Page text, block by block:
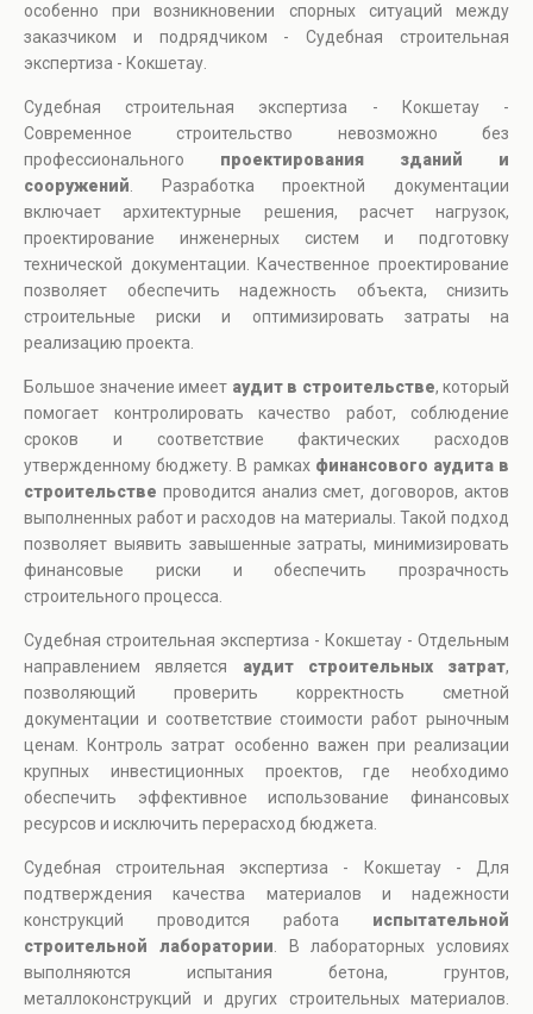
особенно при возникновении спорных ситуаций между
заказчиком и подрядчиком - Судебная строительная
экспертиза - Кокшетау.
Судебная строительная экспертиза - Кокшетау -
Современное строительство невозможно без
профессионального проектирования зданий и
сооружений . Разработка проектной документации
включает архитектурные решения, расчет нагрузок,
проектирование инженерных систем и подготовку
технической документации. Качественное проектирование
позволяет обеспечить надежность объекта, снизить
строительные риски и оптимизировать затраты на
реализацию проекта.
Большое значение имеет аудит в строительстве, который
помогает контролировать качество работ, соблюдение
сроков и соответствие фактических расходов
утвержденному бюджету. В рамках финансового аудита в
строительстве проводится анализ смет, договоров, актов
выполненных работ и расходов на материалы. Такой подход
позволяет выявить завышенные затраты, минимизировать
финансовые риски и обеспечить прозрачность
строительного процесса.
Судебная строительная экспертиза - Кокшетау - Отдельным
направлением является аудит строительных затрат,
позволяющий проверить корректность сметной
документации и соответствие стоимости работ рыночным
ценам. Контроль затрат особенно важен при реализации
крупных инвестиционных проектов, где необходимо
обеспечить эффективное использование финансовых
ресурсов и исключить перерасход бюджета.
Судебная строительная экспертиза - Кокшетау - Для
подтверждения качества материалов и надежности
конструкций проводится работа испытательной
строительной лаборатории . В лабораторных условиях
выполняются испытания бетона, грунтов,
металлоконструкций и других строительных материалов.